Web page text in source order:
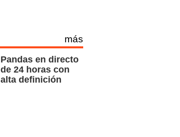
más
Pandas en directo
de 24 horas con
alta definición